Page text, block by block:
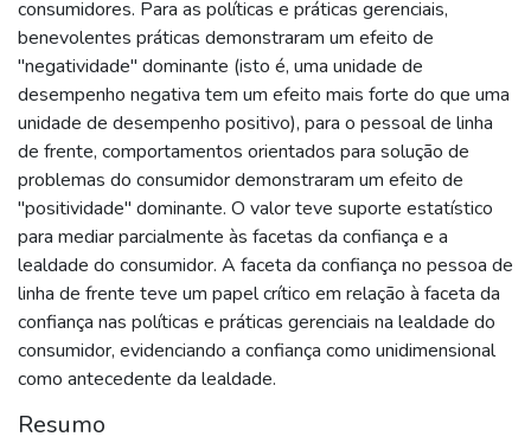
consumidores. Para as políticas e práticas gerenciais,
benevolentes práticas demonstraram um efeito de
"negatividade" dominante (isto é, uma unidade de
desempenho negativa tem um efeito mais forte do que uma
unidade de desempenho positivo), para o pessoal de linha
de frente, comportamentos orientados para solução de
problemas do consumidor demonstraram um efeito de
"positividade" dominante. O valor teve suporte estatístico
para mediar parcialmente às facetas da confiança e a
lealdade do consumidor. A faceta da confiança no pessoa de
linha de frente teve um papel crítico em relação à faceta da
confiança nas políticas e práticas gerenciais na lealdade do
consumidor, evidenciando a confiança como unidimensional
como antecedente da lealdade.
Resumo